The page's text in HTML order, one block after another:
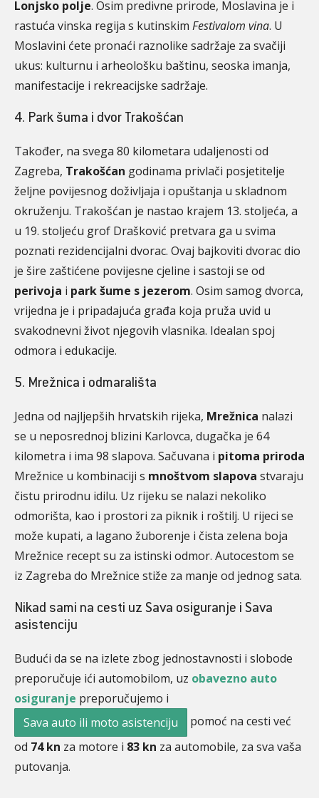
Lonjsko polje. Osim predivne prirode, Moslavina je i
rastuća vinska regija s kutinskim Festivalom vina. U
Moslavini ćete pronaći raznolike sadržaje za svačiji
ukus: kulturnu i arheološku baštinu, seoska imanja,
manifestacije i rekreacijske sadržaje.
4. Park šuma i dvor Trakošćan
Također, na svega 80 kilometara udaljenosti od
Zagreba, Trakošćan godinama privlači posjetitelje
željne povijesnog doživljaja i opuštanja u skladnom
okruženju. Trakošćan je nastao krajem 13. stoljeća, a
u 19. stoljeću grof Drašković pretvara ga u svima
poznati rezidencijalni dvorac. Ovaj bajkoviti dvorac dio
je šire zaštićene povijesne cjeline i sastoji se od
perivoja i park šume s jezerom. Osim samog dvorca,
vrijedna je i pripadajuća građa koja pruža uvid u
svakodnevni život njegovih vlasnika. Idealan spoj
odmora i edukacije.
5. Mrežnica i odmarališta
Jedna od najljepših hrvatskih rijeka, Mrežnica nalazi
se u neposrednoj blizini Karlovca, dugačka je 64
kilometra i ima 98 slapova. Sačuvana i pitoma priroda
Mrežnice u kombinaciji s mnoštvom slapova stvaraju
čistu prirodnu idilu. Uz rijeku se nalazi nekoliko
odmorišta, kao i prostori za piknik i roštilj. U rijeci se
može kupati, a lagano žuborenje i čista zelena boja
Mrežnice recept su za istinski odmor. Autocestom se
iz Zagreba do Mrežnice stiže za manje od jednog sata.
Nikad sami na cesti uz Sava osiguranje i Sava
asistenciju
Budući da se na izlete zbog jednostavnosti i slobode
preporučuje ići automobilom, uz obavezno auto
osiguranje preporučujemo i
Sava auto ili moto asistenciju
pomoć na cesti već
od 74 kn za motore i 83 kn za automobile, za sva vaša
putovanja.